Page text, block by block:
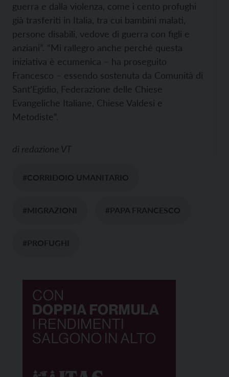
guerra e dalla violenza, come i cento profughi
già trasferiti in Italia, tra cui bambini malati,
persone disabili, vedove di guerra con figli e
anziani”. “Mi rallegro anche perché questa
iniziativa è ecumenica – ha proseguito
Francesco – essendo sostenuta da Comunità di
Sant’Egidio, Federazione delle Chiese
Evangeliche Italiane, Chiese Valdesi e
Metodiste”.
di redazione VT
#CORRIDOIO UMANITARIO
#MIGRAZIONI #PAPA FRANCESCO
#PROFUGHI